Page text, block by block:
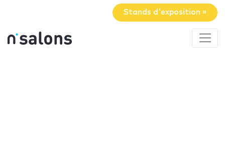
Stands d'exposition »